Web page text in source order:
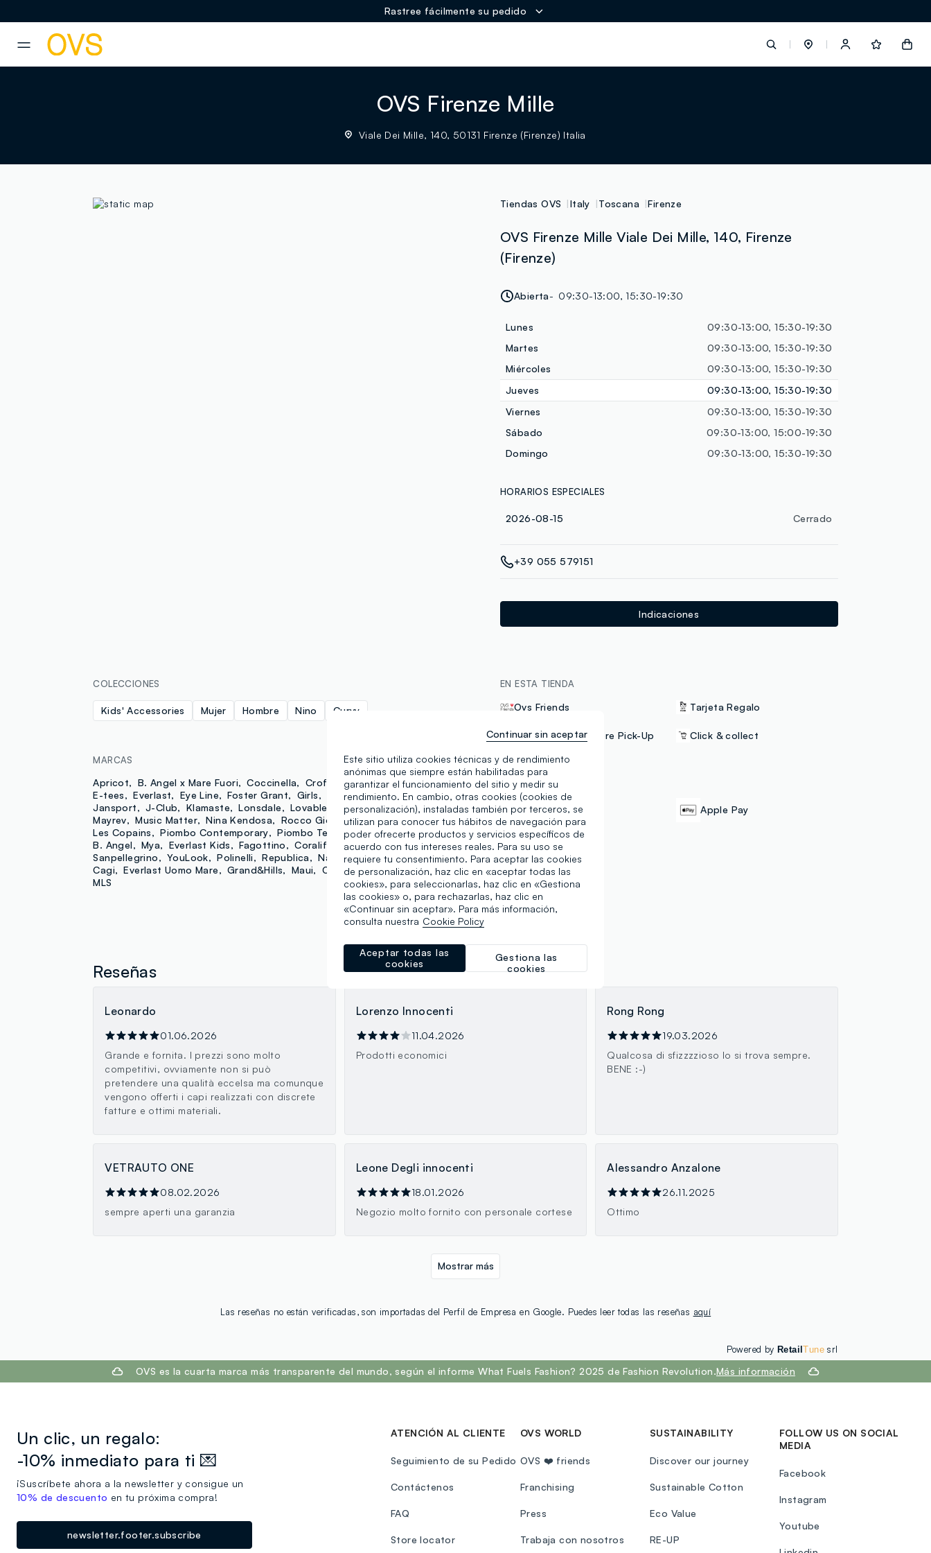
Rastree fácilmente su pedido
loyalty.guest.message
OVS Firenze Mille
Viale Dei Mille, 140, 50131 Firenze (Firenze) Italia
Tiendas OVS Italy Toscana Firenze
OVS Firenze Mille Viale Dei Mille, 140, Firenze
(Firenze)
Abierta 09:30-13:00, 15:30-19:30
Lunes
09:30-13:00, 15:30-19:30
Martes
09:30-13:00, 15:30-19:30
Miércoles
09:30-13:00, 15:30-19:30
Jueves
09:30-13:00, 15:30-19:30
Viernes
09:30-13:00, 15:30-19:30
Sábado
09:30-13:00, 15:00-19:30
Domingo
09:30-13:00, 15:30-19:30
HORARIOS ESPECIALES
2026-08-15 Cerrado
+39 055 579151
Indicaciones
COLECCIONES
Kids' Accessories Mujer Hombre Nino Curvy
MARCAS
Apricot B. Angel x Mare Fuori Coccinella Croff Chicco
Crocs
E-tees
Everlast Eye Line Foster Grant Girls Hybrid
Ipanema
Jansport
J-Club Klamaste Lonsdale Lovable
Love Therapy
Mayrev
Music Matter Nina Kendosa Rocco Giocattoli
Utopja
Les Copains
Piombo Contemporary Piombo Tech
Piombo
B. Angel
Mya Everlast Kids Fagottino Coralife NHL
NBA
Sanpellegrino
YouLook Polinelli Republica Navy Sport
NFL
Cagi
Everlast Uomo Mare Grand&Hills Maui Outerstaff
Jeep
MLS
EN ESTA TIENDA
Ovs Friends Tarjeta Regalo
Delivery and In-Store Pick-Up Click & collect
FORMAS DE PAGO
Samsung Pay Apple Pay
Reseñas
Leonardo
01.06.2026
Grande e fornita. I prezzi sono molto
competitivi, ovviamente non si può
pretendere una qualità eccelsa ma comunque
vengono offerti i capi realizzati con discrete
fatture e ottimi materiali.
Lorenzo Innocenti
11.04.2026
Prodotti economici
Rong Rong
19.03.2026
Qualcosa di sfizzzzioso lo si trova sempre.
BENE :-)
VETRAUTO ONE
08.02.2026
sempre aperti una garanzia
Leone Degli innocenti
18.01.2026
Negozio molto fornito con personale cortese
Alessandro Anzalone
26.11.2025
Ottimo
Las reseñas no están verificadas, son importadas del Perfil de Empresa en Google. Puedes leer todas las reseñas aquí
Mostrar más
Powered by RetailTunesrl
OVS es la cuarta marca más transparente del mundo, según el informe What Fuels Fashion? 2025 de Fashion Revolution.Más información
Un clic, un regalo:
-10% inmediato para ti 💌
¡Suscríbete ahora a la newsletter y consigue un
10% de descuento en tu próxima compra!
newsletter.footer.subscribe
ATENCIÓN AL CLIENTE
Seguimiento de su Pedido
Contáctenos
FAQ
Store locator
OVS WORLD
OVS ❤️ friends
Franchising
Press
Trabaja con nosotros
SUSTAINABILITY
Discover our journey
Sustainable Cotton
Eco Value
RE-UP
FOLLOW US ON SOCIAL
MEDIA
Facebook
Instagram
Youtube
Este sitio utiliza cookies técnicas y de rendimiento
anónimas que siempre están habilitadas para
garantizar el funcionamiento del sitio y medir su
rendimiento. En cambio, otras cookies (cookies de
personalización), instaladas también por terceros, se
utilizan para conocer tus hábitos de navegación para
poder ofrecerte productos y servicios específicos de
acuerdo con tus intereses reales. Para su uso se
requiere tu consentimiento. Para aceptar las cookies
de personalización, haz clic en «aceptar todas las
cookies», para seleccionarlas, haz clic en «Gestiona
las cookies» o, para rechazarlas, haz clic en
«Continuar sin aceptar». Para más información,
consulta nuestra Cookie Policy
Gestiona las
cookies
Aceptar todas las
cookies
Continuar sin aceptar